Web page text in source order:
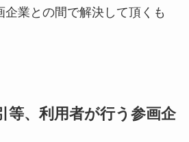
業との間で解決して頂くも
等、利用者が行う参画企